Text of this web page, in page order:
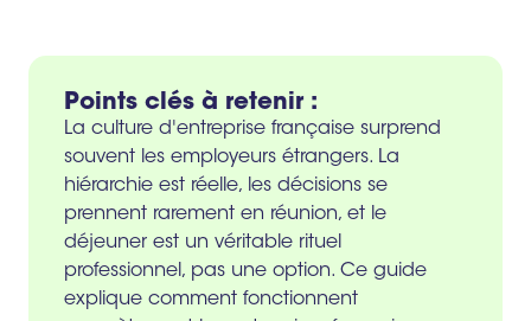
Points clés à retenir :
La culture d'entreprise française surprend
souvent les employeurs étrangers. La
hiérarchie est réelle, les décisions se
prennent rarement en réunion, et le
déjeuner est un véritable rituel
professionnel, pas une option. Ce guide
explique comment fonctionnent